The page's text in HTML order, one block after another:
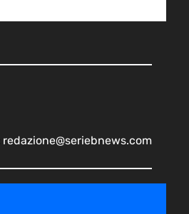
redazione@seriebnews.com